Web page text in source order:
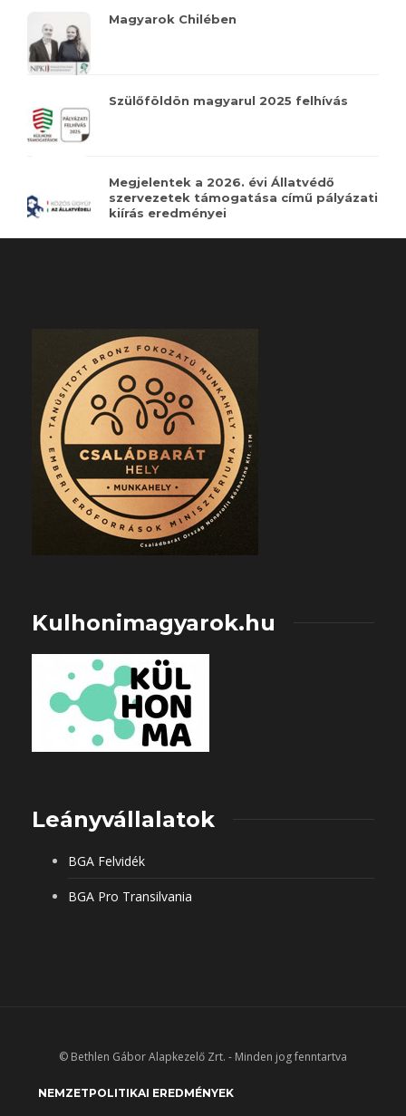
Magyarok Chilében
Szülőföldön magyarul 2025 felhívás
Megjelentek a 2026. évi Állatvédő
szervezetek támogatása című pályázati
kiírás eredményei
Kulhonimagyarok.hu
Leányvállalatok
BGA Felvidék
BGA Pro Transilvania
© Bethlen Gábor Alapkezelő Zrt. - Minden jog fenntartva
NEMZETPOLITIKAI EREDMÉNYEK